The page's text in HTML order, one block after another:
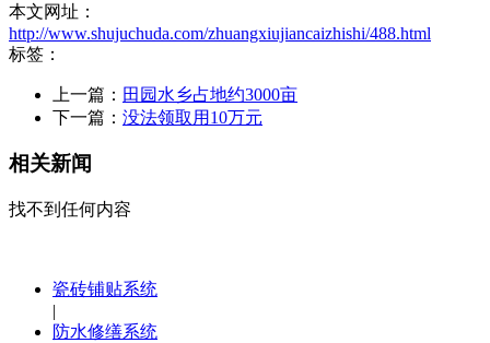
本文网址：
http://www.shujuchuda.com/zhuangxiujiancaizhishi/488.html
标签：
上一篇： 田园水乡占地约3000亩
下一篇： 没法领取用10万元
相关新闻
找不到任何内容
瓷砖铺贴系统
|
防水修缮系统